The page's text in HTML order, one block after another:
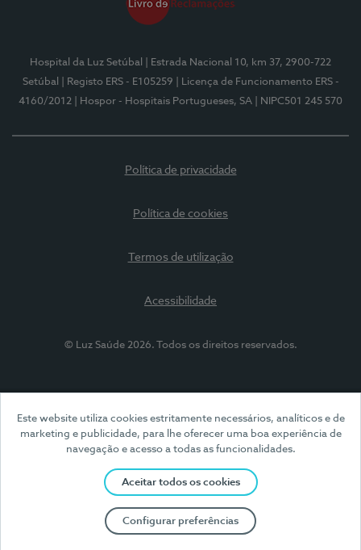
Este website utiliza cookies estritamente necessários, analíticos e de
marketing e publicidade, para lhe oferecer uma boa experiência de
navegação e acesso a todas as funcionalidades.
Aceitar todos os cookies
Configurar preferências
Hospital da Luz Setúbal
| Estrada Nacional 10, km 37, 2900-722
Setúbal
| Registo ERS - E105259
| Licença de Funcionamento ERS -
4160/2012
| Hospor - Hospitais Portugueses, SA | NIPC501 245 570
Política de privacidade
Política de cookies
Termos de utilização
Acessibilidade
© Luz Saúde 2026. Todos os direitos reservados.